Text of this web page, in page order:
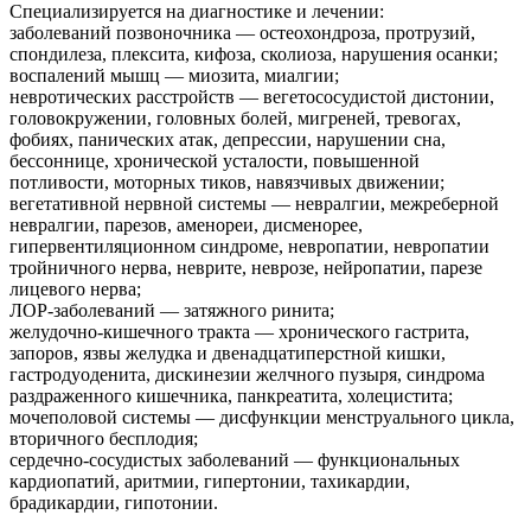
Cпециализируется на диагностике и лечении:
заболеваний позвоночника — остеохондроза, протрузий,
спондилеза, плексита, кифоза, сколиоза, нарушения осанки;
воспалений мышц — миозита, миалгии;
невротических расстройств — вегетососудистой дистонии,
головокружении, головных болей, мигреней, тревогах,
фобиях, панических атак, депрессии, нарушении сна,
бессоннице, хронической усталости, повышенной
потливости, моторных тиков, навязчивых движении;
вегетативной нервной системы — невралгии, межреберной
невралгии, парезов, аменореи, дисменорее,
гипервентиляционном синдроме, невропатии, невропатии
тройничного нерва, неврите, неврозе, нейропатии, парезе
лицевого нерва;
ЛОР-заболеваний — затяжного ринита;
желудочно-кишечного тракта — хронического гастрита,
запоров, язвы желудка и двенадцатиперстной кишки,
гастродуоденита, дискинезии желчного пузыря, синдрома
раздраженного кишечника, панкреатита, холецистита;
мочеполовой системы — дисфункции менструального цикла,
вторичного бесплодия;
сердечно-сосудистых заболеваний — функциональных
кардиопатий, аритмии, гипертонии, тахикардии,
брадикардии, гипотонии.